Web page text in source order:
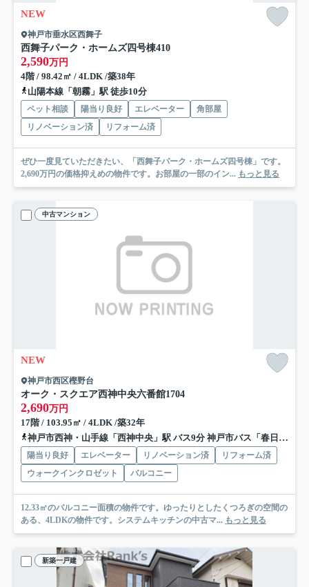
NEW
神戸市垂水区西舞子
西舞子パーク・ホームズ四号棟410
2,590万円
4階 / 98.42㎡ / 4LDK /築38年
山陽本線「朝霧」駅 徒歩10分
ペット相談 陽当り良好 エレベーター
角部屋
リノベーション済
リフォーム済
ぜひ一度見ていただきたい、「西舞子パーク・ホームズ四号棟」です。
2,690万円の価格抑えめの物件です。お部屋の一部のイン... もっと見る
中古マンション
NEW
神戸市西区樫野台
オーク・スクエア西神中央六番館1704
2,690万円
17階 / 103.95㎡ / 4LDK /築32年
神戸市西神・山手線「西神中央」駅 バス9分 神戸市バス「春日台３丁目（兵庫県）」 停歩3分
陽当り良好 エレベーター リノベーション済
リフォーム済
ウォークインクロゼット
バルコニー
12.33㎡のバルコニー面積の物件です。ゆったりとしたくつろぎの空間の
ある、4LDKの物件です。システムキッチンの中古マ... もっと見る
新築一戸建